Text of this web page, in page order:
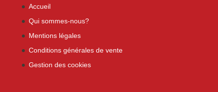
Accueil
Qui sommes-nous?
Mentions légales
Conditions générales de vente
Gestion des cookies